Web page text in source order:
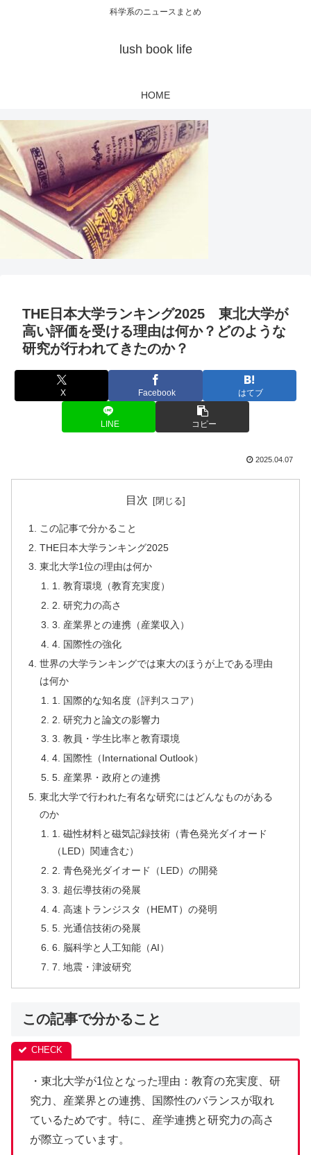
科学系のニュースまとめ
lush book life
HOME
THE日本大学ランキング2025 東北大学が
高い評価を受ける理由は何か？どのような
研究が行われてきたのか？
X Facebook はてブ
LINE コピー
2025.04.07
目次
この記事で分かること
THE日本大学ランキング2025
東北大学1位の理由は何か
1. 教育環境（教育充実度）
2. 研究力の高さ
3. 産業界との連携（産業収入）
4. 国際性の強化
世界の大学ランキングでは東大のほうが上である理由
は何か
1. 国際的な知名度（評判スコア）
2. 研究力と論文の影響力
3. 教員・学生比率と教育環境
4. 国際性（International Outlook）
5. 産業界・政府との連携
東北大学で行われた有名な研究にはどんなものがある
のか
1. 磁性材料と磁気記録技術（青色発光ダイオード
（LED）関連含む）
2. 青色発光ダイオード（LED）の開発
3. 超伝導技術の発展
4. 高速トランジスタ（HEMT）の発明
5. 光通信技術の発展
6. 脳科学と人工知能（AI）
7. 地震・津波研究
この記事で分かること
・東北大学が1位となった理由：教育の充実度、研
究力、産業界との連携、国際性のバランスが取れ
ているためです。特に、産学連携と研究力の高さ
が際立っています。